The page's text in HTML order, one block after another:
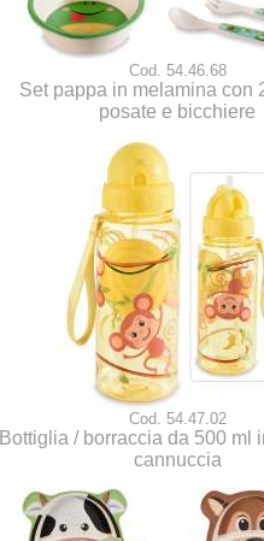
Cod. 54.46.68
Set pappa in melamina con
posate e bicchiere
Cod. 54.47.02
Bottiglia / borraccia da 500 ml
cannuccia